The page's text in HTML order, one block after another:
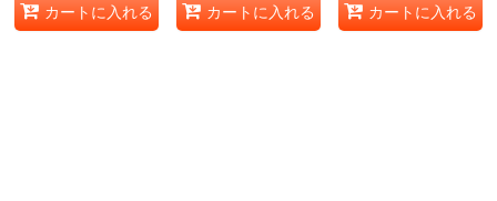
カートに入れる カートに入れる カートに入れる